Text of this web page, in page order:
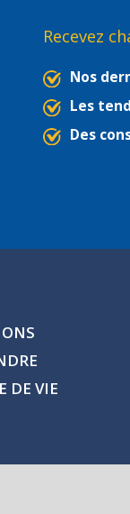
Recevez
Nos
Les
Des
DE VIE